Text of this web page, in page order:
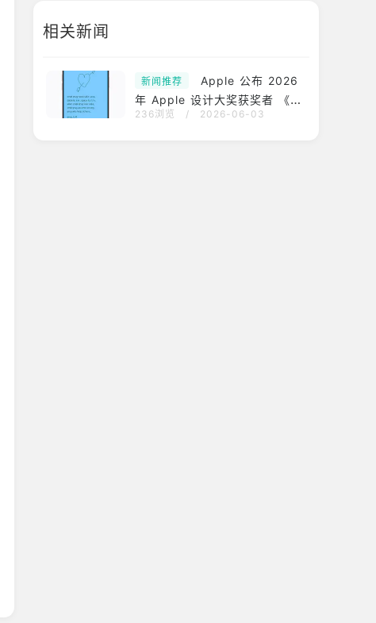
相关新闻
新闻推荐
Apple 公布 2026
年 Apple 设计大奖获奖者 《电
驭叛客 2077：终极版》《Blue
236浏览 / 2026-06-03